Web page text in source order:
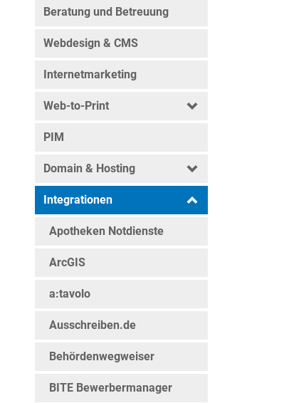
Beratung und Betreuung
Webdesign & CMS
Internetmarketing
Web-to-Print
PIM
Domain & Hosting
Integrationen
Apotheken Notdienste
ArcGIS
a:tavolo
Ausschreiben.de
Behördenwegweiser
BITE Bewerbermanager